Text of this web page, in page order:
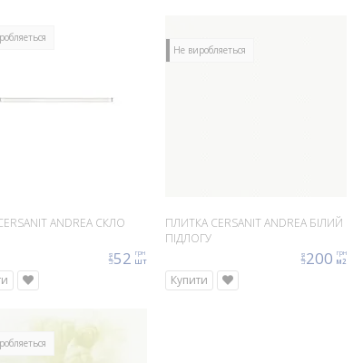
ANDREA СКЛО
ціна52 грн
шт
Не виробляеться
ПЛИТКА CERSANIT ANDREA БІЛИЙ
ПІДЛОГУ
ціна200 грн
м2
Купити